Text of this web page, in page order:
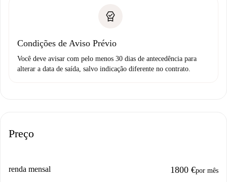
Condições de Aviso Prévio
Você deve avisar com pelo menos 30 dias de antecedência para
alterar a data de saída, salvo indicação diferente no contrato.
Preço
renda mensal 1800 €por mês